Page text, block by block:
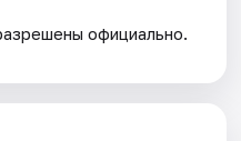
официально.